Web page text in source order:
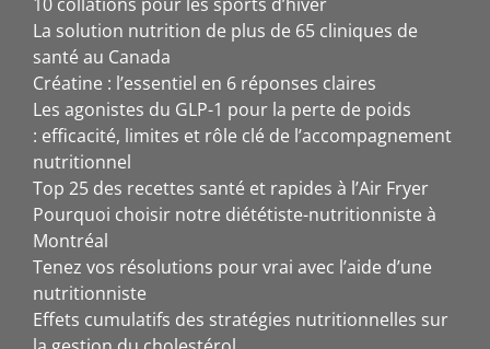
La solution nutrition de plus de 65 cliniques de
santé au Canada
Créatine : l’essentiel en 6 réponses claires
Les agonistes du GLP-1 pour la perte de poids
: efficacité, limites et rôle clé de l’accompagnement
nutritionnel
Top 25 des recettes santé et rapides à l’Air Fryer
Pourquoi choisir notre diététiste-nutritionniste à
Montréal
Tenez vos résolutions pour vrai avec l’aide d’une
nutritionniste
Effets cumulatifs des stratégies nutritionnelles sur